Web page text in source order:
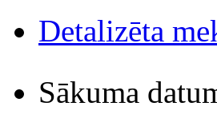
Detalizēta
Sākuma